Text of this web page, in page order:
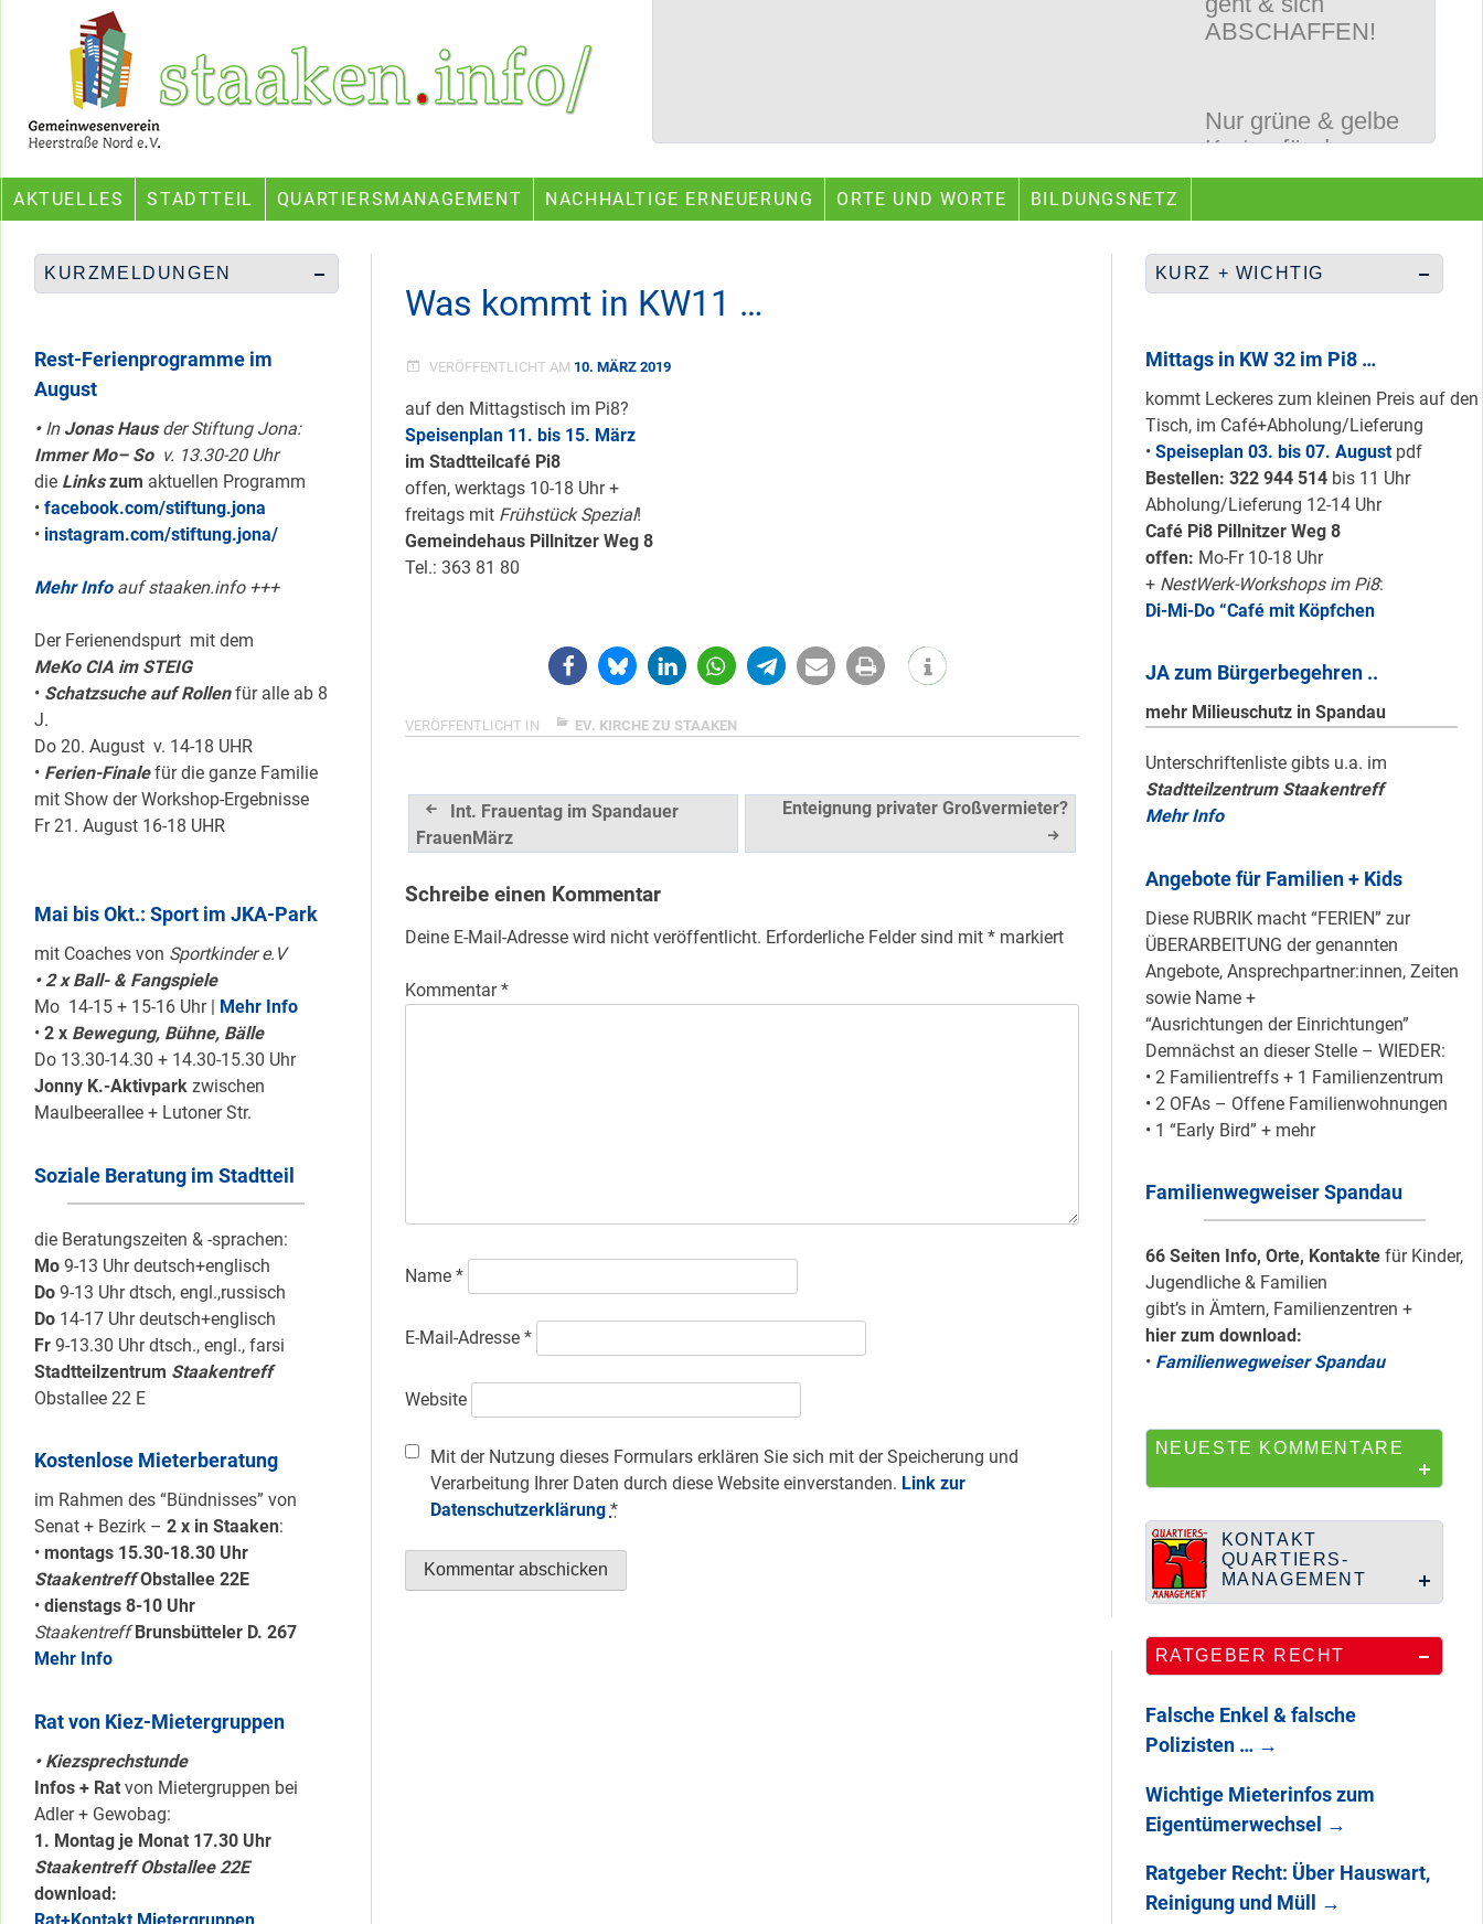
Ein Projekt des Gemeinwesenvereins Heerstraße Nord
AKTUELLES STADTTEIL QUARTIERSMANAGEMENT NACHHALTIGE ERNEUERUNG ORTE UND WORTE BILDUNGSNETZ
Was kommt in KW11 …
VERÖFFENTLICHT AM 10. MÄRZ 2019
auf den Mittagstisch im Pi8?
Speisenplan 11. bis 15. März
im Stadtteilcafé Pi8
offen, werktags 10-18 Uhr +
freitags mit Frühstück Spezial!
Gemeindehaus Pillnitzer Weg 8
Tel.: 363 81 80
VERÖFFENTLICHT IN EV. KIRCHE ZU STAAKEN
Beitragsnavigation
Int. Frauentag im Spandauer
FrauenMärz
Enteignung privater Großvermieter?
Schreibe einen Kommentar
Deine E-Mail-Adresse wird nicht veröffentlicht. Erforderliche Felder sind mit *markiert
Kommentar*
Name *
E-Mail-Adresse *
Website
Mit der Nutzung dieses Formulars erklären Sie sich mit der Speicherung und
Verarbeitung Ihrer Daten durch diese Website einverstanden. Link zur
Datenschutzerklärung *
KURZMELDUNGEN
Rest-Ferienprogramme im
August
•InJonas Hausder Stiftung Jona:
Immer Mo– So v. 13.30-20 Uhr
die Linkszum aktuellen Programm
• facebook.com/stiftung.jona
• instagram.com/stiftung.jona/
Mehr Infoauf staaken.info +++
Der Ferienendspurt mit dem
MeKo CIA im STEIG
• Schatzsuche auf Rollenfür alle ab 8
J.
Do 20. August v. 14-18 UHR
• Ferien-Finalefür die ganze Familie
mit Show der Workshop-Ergebnisse
Fr 21. August 16-18 UHR
Mai bis Okt.: Sport im JKA-Park
mit Coaches von Sportkinder e.V
• 2 x Ball- & Fangspiele
Mo 14-15 + 15-16 Uhr |
Mehr Info
• 2 x Bewegung, Bühne, Bälle
Do 13.30-14.30 + 14.30-15.30 Uhr
Jonny K.-Aktivpark zwischen
Maulbeerallee + Lutoner Str.
Soziale Beratung im Stadtteil
die Beratungszeiten & -sprachen:
Mo 9-13 Uhr deutsch+englisch
Do 9-13 Uhr dtsch, engl.,russisch
Do 14-17 Uhr deutsch+englisch
Fr 9-13.30 Uhr dtsch., engl., farsi
Stadtteilzentrum Staakentreff
Obstallee 22 E
Kostenlose Mieterberatung
im Rahmen des “Bündnisses” von
Senat + Bezirk – 2 x in Staaken:
• montags 15.30-18.30 Uhr
Staakentreff Obstallee 22E
• dienstags 8-10 Uhr
Staakentreff Brunsbütteler D. 267
Mehr Info
Rat von Kiez-Mietergruppen
• Kiezsprechstunde
Infos + Rat von Mietergruppen bei
Adler + Gewobag:
1. Montag je Monat 17.30 Uhr
Staakentreff Obstallee 22E
download:
KURZ + WICHTIG
Mittags in KW 32 im Pi8 …
kommt Leckeres zum kleinen Preis auf den
Tisch, im Café+Abholung/Lieferung
• Speiseplan 03. bis 07. August pdf
Bestellen: 322 944 514bis 11 Uhr
Abholung/Lieferung 12-14 Uhr
Café Pi8 Pillnitzer Weg 8
offen: Mo-Fr 10-18 Uhr
+ NestWerk-Workshops im Pi8:
Di-Mi-Do “Café mit Köpfchen
JA zum Bürgerbegehren ..
mehr Milieuschutz in Spandau
Unterschriftenliste gibts u.a. im
Stadtteilzentrum Staakentreff
Mehr Info
Angebote für Familien + Kids
Diese RUBRIK macht “FERIEN” zur
ÜBERARBEITUNG der genannten
Angebote, Ansprechpartner:innen, Zeiten
sowie Name +
“Ausrichtungen der Einrichtungen”
Demnächst an dieser Stelle – WIEDER:
• 2 Familientreffs + 1 Familienzentrum
• 2 OFAs – Offene Familienwohnungen
• 1 “Early Bird” + mehr
Familienwegweiser Spandau
66 Seiten Info, Orte, Kontakte für Kinder,
Jugendliche & Familien
gibt’s in Ämtern, Familienzentren +
hier zum download:
• Familienwegweiser Spandau
NEUESTE KOMMENTARE
KONTAKT
QUARTIERS-
MANAGEMENT
RATGEBER RECHT
Falsche Enkel & falsche
Polizisten … →
Wichtige Mieterinfos zum
Eigentümerwechsel →
Ratgeber Recht: Über Hauswart,
Reinigung und Müll
→
Nur grüne & gelbe
2023-25 …
für Heerstraße
schön sauber
halten!
Neuer Look für’s
#Nachbarschaftmachen
Mit dem
Kiez unterwegs …
Lokale Register-
Anlaufstelle in
Staaken
Silber für
Bildungsnetz
Heerstraße
HipHop-Video: Das
ist Mein Viertel!
Mit Mieter-Kohle
auf Senats-Kohle
errichtet
Wie Staaken zu
zwei Hahnebergen
100 Jahre
Heerstraße
Endlich: So war
DAS
2025